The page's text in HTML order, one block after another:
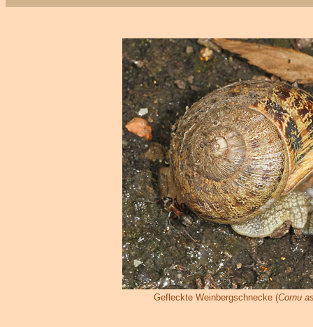
Gefleckte Weinbergschnecke (Cornu